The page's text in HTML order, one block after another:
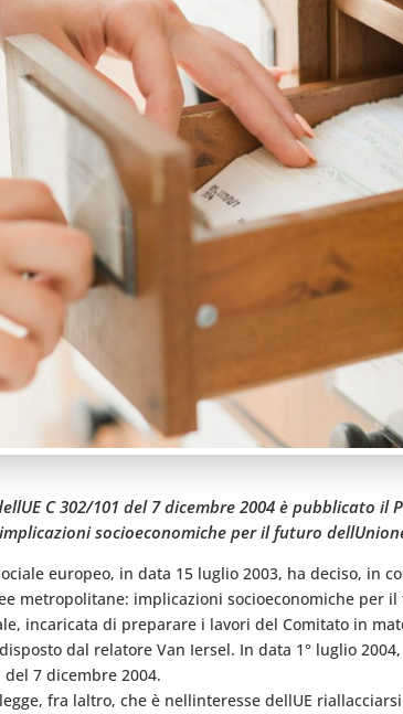
C 302/101 del 7 dicembre 2004 è pubblicato
socioeconomiche per il futuro
europeo, in data 15 luglio 2003, ha deciso, in
metropolitane: implicazioni socioeconomiche per
incaricata di preparare i lavori del Comitato in
dal relatore Van Iersel. In data 1° luglio
del 7 dicembre 2004.
fra laltro, che è nellinteresse dellUE